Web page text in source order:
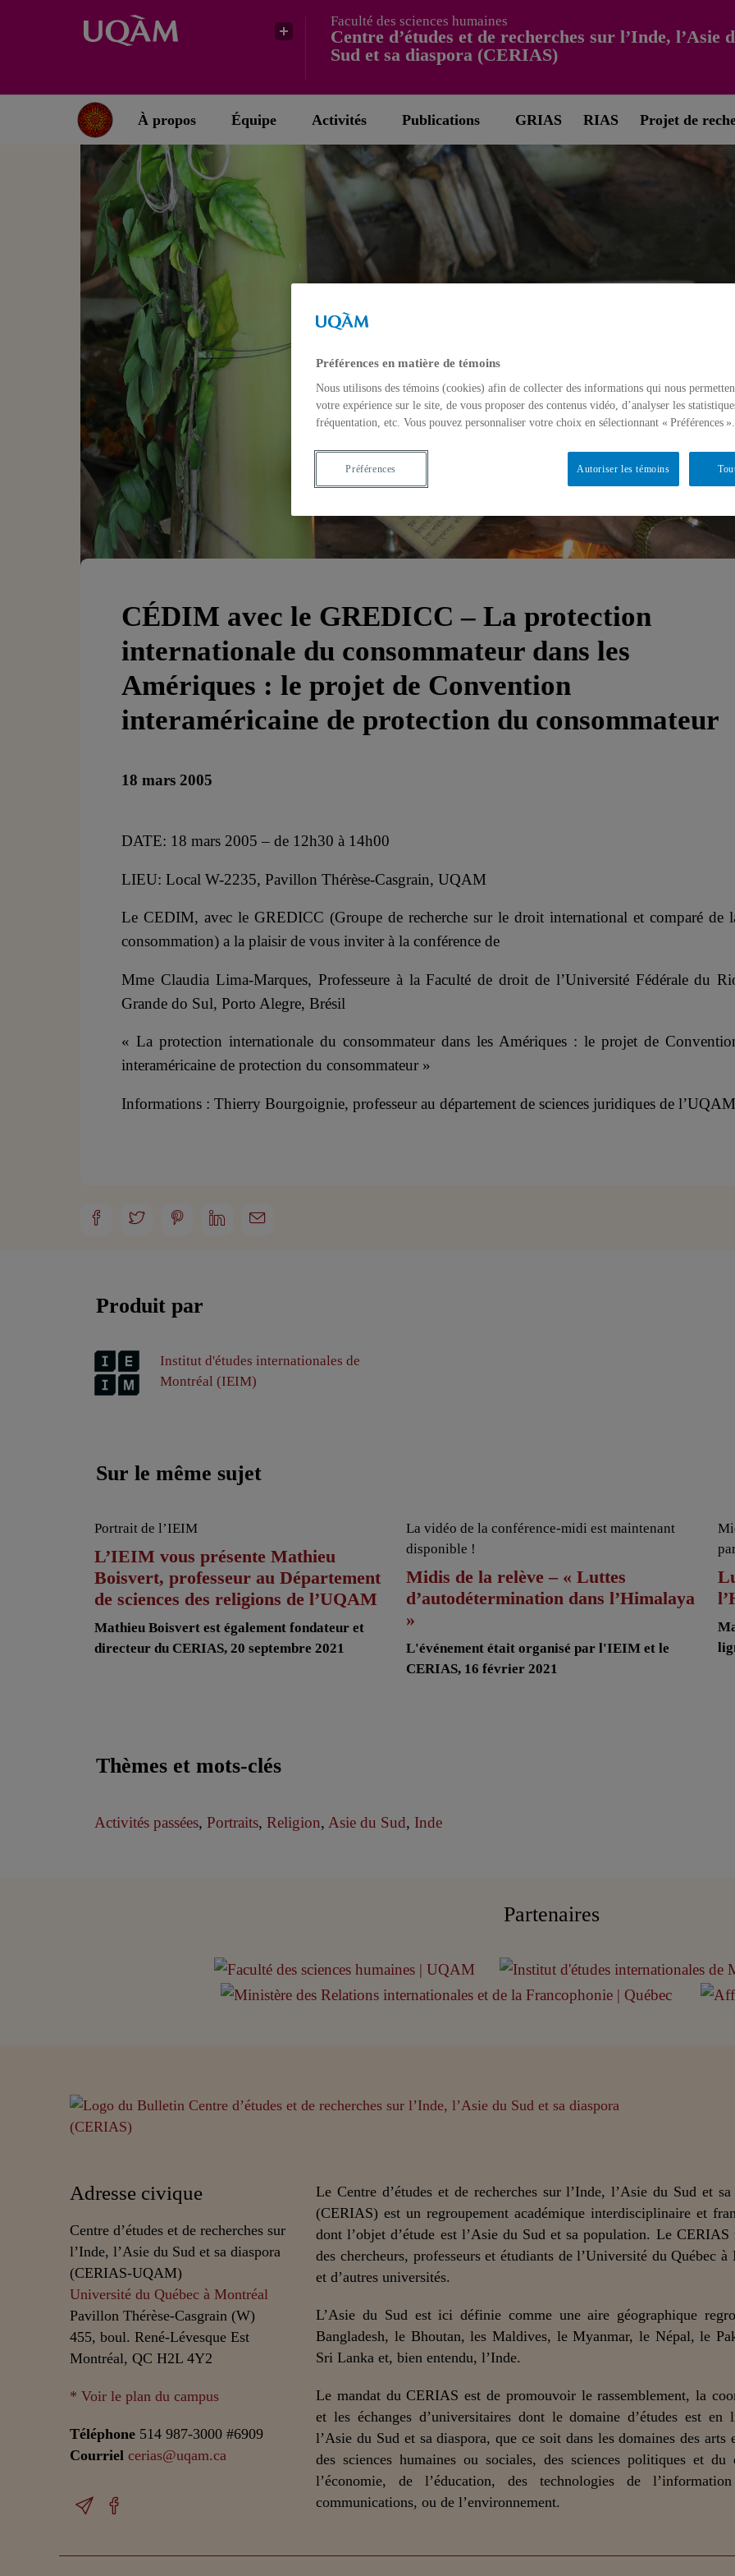
Faculté des sciences humaines
Centre d’études et de recherches sur l’Inde, l’Asie
Sud et sa diaspora (CERIAS)
À propos Équipe Activités Publications GRIAS RIAS Projet de
CÉDIM avec le GREDICC – La protection
internationale du consommateur dans les
Amériques : le projet de Convention
interaméricaine de protection du consommateur
18 mars 2005
DATE: 18 mars 2005 – de 12h30 à 14h00
LIEU: Local W-2235, Pavillon Thérèse-Casgrain, UQAM
Le CEDIM, avec le GREDICC (Groupe de recherche sur le droit international et comparé de
consommation) a la plaisir de vous inviter à la conférence de
Mme Claudia Lima-Marques, Professeure à la Faculté de droit de l’Université Fédérale du
Grande do Sul, Porto Alegre, Brésil
« La protection internationale du consommateur dans les Amériques : le projet de
interaméricaine de protection du consommateur »
Informations : Thierry Bourgoignie, professeur au département de sciences juridiques de l’UQAM
Produit par
Institut d'études internationales de
Montréal (IEIM)
Sur le même sujet
Portrait de l’IEIM
L’IEIM vous présente Mathieu
Boisvert, professeur au Département
de sciences des religions de l’UQAM
Mathieu Boisvert est également fondateur et
directeur du CERIAS, 20 septembre 2021
La vidéo de la conférence-midi est maintenant
disponible !
Midis de la relève – « Luttes
d’autodétermination dans l’Himalaya
»
L'événement était organisé par l'IEIM et le
CERIAS, 16 février 2021
Thèmes et mots-clés
Activités passées, Portraits, Religion, Asie du Sud, Inde
Partenaires
Adresse civique
Centre d’études et de recherches sur
l’Inde, l’Asie du Sud et sa diaspora
(CERIAS-UQAM)
Université du Québec à Montréal
Pavillon Thérèse-Casgrain (W)
455, boul. René-Lévesque Est
Montréal, QC H2L 4Y2
* Voir le plan du campus
Téléphone 514 987-3000 #6909
Courriel cerias@uqam.ca
Le Centre d’études et de recherches sur l’Inde, l’Asie du Sud et sa
(CERIAS) est un regroupement académique interdisciplinaire et
dont l’objet d’étude est l’Asie du Sud et sa population. Le CERIAS
des chercheurs, professeurs et étudiants de l’Université du Québec à
et d’autres universités.
L’Asie du Sud est ici définie comme une aire géographique
Bangladesh, le Bhoutan, les Maldives, le Myanmar, le Népal, le
Sri Lanka et, bien entendu, l’Inde.
Le mandat du CERIAS est de promouvoir le rassemblement, la
et les échanges d’universitaires dont le domaine d’études est en
l’Asie du Sud et sa diaspora, que ce soit dans les domaines des arts
des sciences humaines ou sociales, des sciences politiques et du
l’économie, de l’éducation, des technologies de
communications, ou de l’environnement.
Préférences en matière de témoins
Nous utilisons des témoins (cookies) afin de collecter des informations qui nous
votre expérience sur le site, de vous proposer des contenus vidéo, d’analyser les
fréquentation, etc. Vous pouvez personnaliser votre choix en sélectionnant « Préférences ».
Autoriser les témoins
Préférences